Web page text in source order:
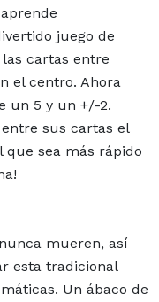
juego de
cartas entre
el centro. Ahora
un 5 y un +/-2.
sus cartas el
que sea más rápido
mueren, así
esta tradicional
Un ábaco de